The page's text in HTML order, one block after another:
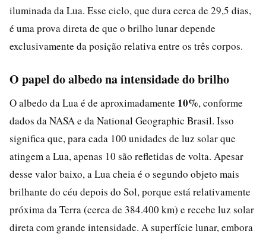
iluminada da Lua. Esse ciclo, que dura cerca de 29,5 dias,
é uma prova direta de que o brilho lunar depende
exclusivamente da posição relativa entre os três corpos.
O papel do albedo na intensidade do brilho
O albedo da Lua é de aproximadamente 10%, conforme
dados da NASA e da National Geographic Brasil. Isso
significa que, para cada 100 unidades de luz solar que
atingem a Lua, apenas 10 são refletidas de volta. Apesar
desse valor baixo, a Lua cheia é o segundo objeto mais
brilhante do céu depois do Sol, porque está relativamente
próxima da Terra (cerca de 384.400 km) e recebe luz solar
direta com grande intensidade. A superfície lunar, embora